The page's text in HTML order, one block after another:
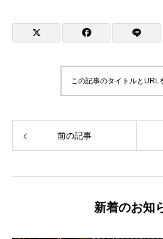
この記事のタイトルとURL
前の記事
新着のお知